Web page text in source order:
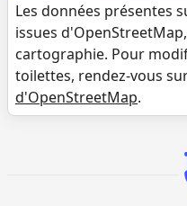
Les données présentes
issues
cartographie. Pour
toilettes, rendez-vous
d'OpenStreetMap.